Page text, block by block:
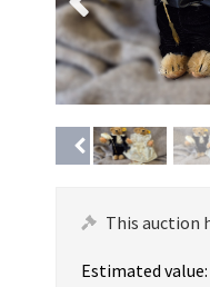
This auction
Estimated value: